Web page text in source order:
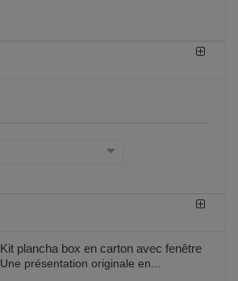
Kit plancha box en carton avec fenêtre
Une présentation originale en...